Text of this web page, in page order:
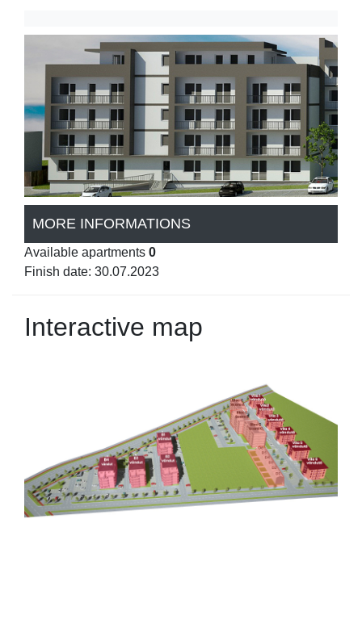
MORE INFORMATIONS
Available apartments 0
Finish date: 30.07.2023
Interactive map